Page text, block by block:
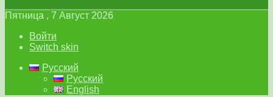
Пятница , 7 Август 2026
Войти
Switch skin
Русский
Русский
English